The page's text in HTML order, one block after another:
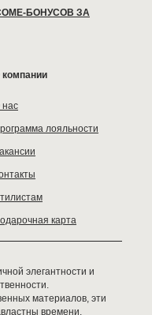
БОНУСОВ ЗА
лояльности
карта
элегантности и
материалов, эти
времени.